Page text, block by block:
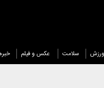
ورزش سلامت عکس و فیلم